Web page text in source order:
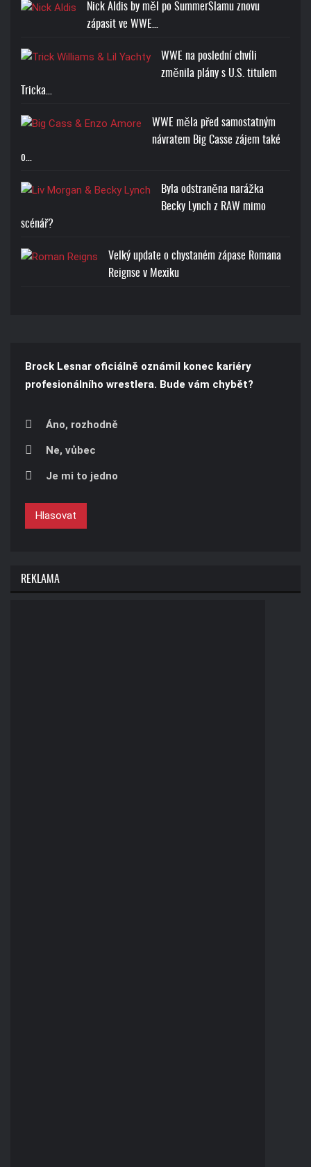
Nick Aldis by měl po SummerSlamu znovu
zápasit ve WWE…
WWE na poslední chvíli
změnila plány s U.S. titulem
Tricka…
WWE měla před samostatným
návratem Big Casse zájem také
o…
Byla odstraněna narážka
Becky Lynch z RAW mimo
scénář?
Velký update o chystaném zápase Romana
Reignse v Mexiku
Brock Lesnar oficiálně oznámil konec kariéry
profesionálního wrestlera. Bude vám chybět?
Áno, rozhodně
Ne, vůbec
Je mi to jedno
Hlasovat
REKLAMA